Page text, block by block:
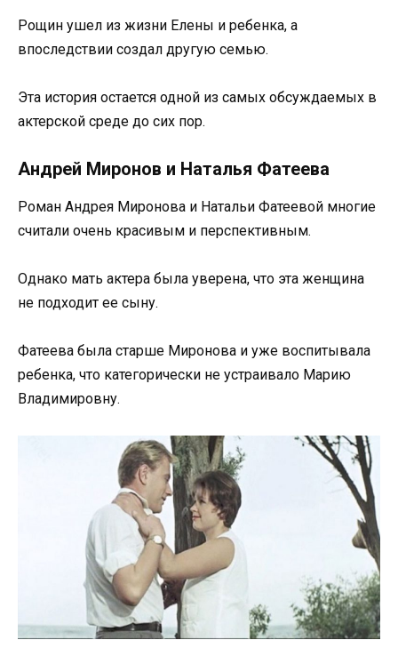
Рощин ушел из жизни Елены и ребенка, а
впоследствии создал другую семью.
Эта история остается одной из самых обсуждаемых в
актерской среде до сих пор.
Андрей Миронов и Наталья Фатеева
Роман Андрея Миронова и Натальи Фатеевой многие
считали очень красивым и перспективным.
Однако мать актера была уверена, что эта женщина
не подходит ее сыну.
Фатеева была старше Миронова и уже воспитывала
ребенка, что категорически не устраивало Марию
Владимировну.